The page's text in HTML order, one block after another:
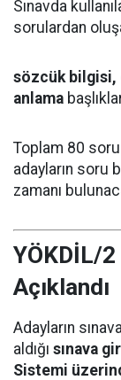
Sınavda
sorulardan
sözcük bilgisi,
anlama
Toplam 80
adayların soru
zamanı
YÖKDİL/
Açıklandı
Adayların
aldığı sınava
Sistemi